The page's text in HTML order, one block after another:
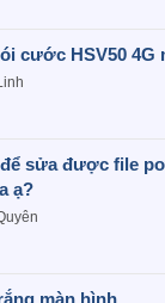
cước HSV50 4G
sửa được file
ạ?
màn hình